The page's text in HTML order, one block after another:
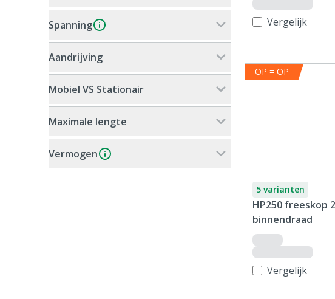
Spanning
Aandrijving
Mobiel VS Stationair
Maximale lengte
Vermogen
Vergelijk
OP = OP
5 varianten
HP250 freeskop
binnendraad
Vergelijk